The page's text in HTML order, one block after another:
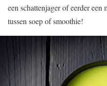
een schattenjager of eerder
tussen soep of smoothie!